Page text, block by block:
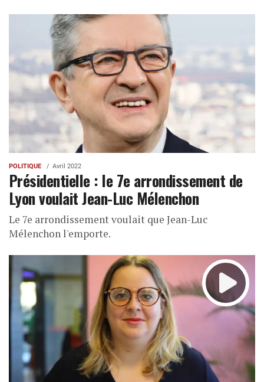
POLITIQUE Avril 2022
Présidentielle : le 7e arrondissement de
Lyon voulait Jean-Luc Mélenchon
Le 7e arrondissement voulait que Jean-Luc
Mélenchon l'emporte.